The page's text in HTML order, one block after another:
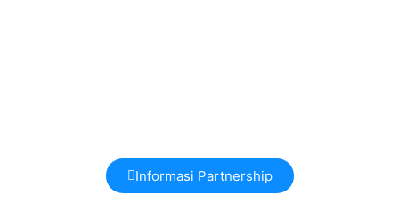
Informasi Partnership